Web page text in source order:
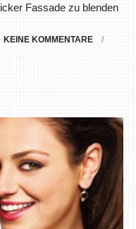
Fassade zu blenden
KEINE KOMMENTARE